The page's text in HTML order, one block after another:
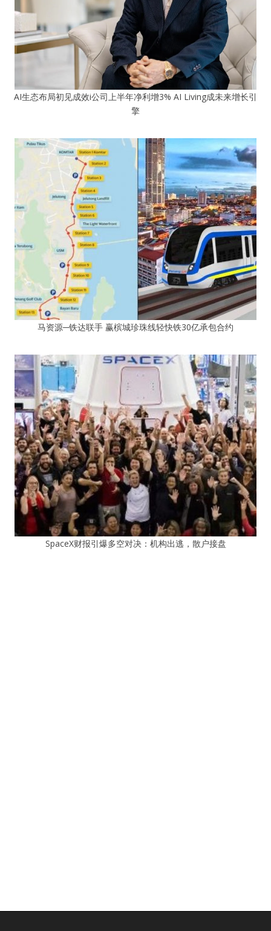
AI生态布局初见成效i公司上半年净利增3% AI Living成未来增长引
擎
马资源─铁达联手 赢槟城珍珠线轻快铁30亿承包合约
SpaceX财报引爆多空对决：机构出逃，散户接盘